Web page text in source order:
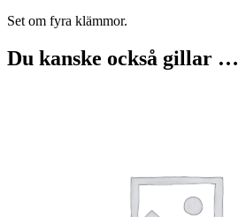
Set om fyra klämmor.
Du kanske också gillar …